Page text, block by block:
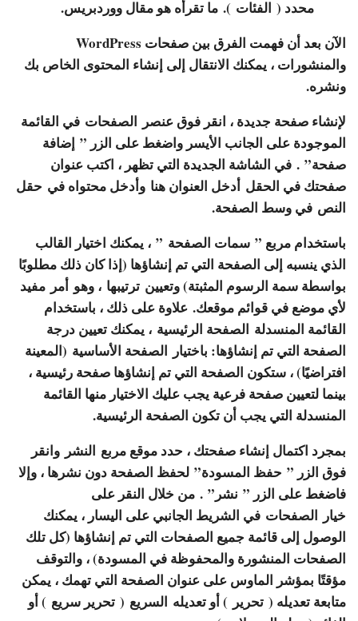
محدد ( الفئات ). ما تقرأه هو مقال ووردبريس.
الآن بعد أن فهمت الفرق بين صفحات WordPress
والمنشورات ، يمكنك الانتقال إلى إنشاء المحتوى الخاص بك
ونشره.
لإنشاء صفحة جديدة ، انقر فوق عنصر الصفحات في القائمة
الموجودة على الجانب الأيسر واضغط على الزر ” إضافة
صفحة” . في الشاشة الجديدة التي تظهر ، اكتب عنوان
صفحتك في الحقل أدخل العنوان هنا وأدخل محتواه في حقل
النص في وسط الصفحة.
باستخدام مربع ” سمات الصفحة ” ، يمكنك اختيار القالب
الذي ينسبه إلى الصفحة التي تم إنشاؤها (إذا كان ذلك مطلوبًا
بواسطة سمة الرسوم المثبتة) وتعيين ترتيبها ، وهو أمر مفيد
لأي موضع في قوائم موقعك. علاوة على ذلك ، باستخدام
القائمة المنسدلة الصفحة الرئيسية ، يمكنك تعيين درجة
الصفحة التي تم إنشاؤها: باختيار الصفحة الأساسية (المعينة
افتراضيًا) ، ستكون الصفحة التي تم إنشاؤها صفحة رئيسية ،
بينما لتعيين صفحة فرعية يجب عليك الاختيار منها القائمة
المنسدلة التي يجب أن تكون الصفحة الرئيسية.
بمجرد اكتمال إنشاء صفحتك ، حدد موقع مربع النشر وانقر
فوق الزر ” حفظ المسودة” لحفظ الصفحة دون نشرها ، وإلا
فاضغط على الزر ” نشر” . من خلال النقر على
خيار الصفحات في الشريط الجانبي على اليسار ، يمكنك
الوصول إلى قائمة جميع الصفحات التي تم إنشاؤها (كل تلك
الصفحات المنشورة والمحفوظة في المسودة) ، والتوقف
مؤقتًا بمؤشر الماوس على عنوان الصفحة التي تهمك ، يمكن
متابعة تعديله ( تحرير ) أو تعديله السريع ( تحرير سريع ) أو